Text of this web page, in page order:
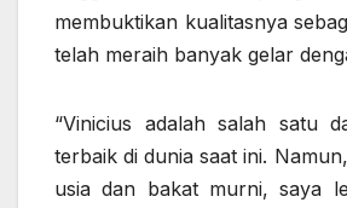
membuktikan kualitasnya
telah meraih banyak gelar
“Vinicius adalah salah satu
terbaik di dunia saat ini.
usia dan bakat murni, saya